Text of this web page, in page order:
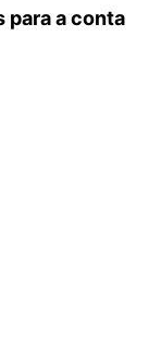
para a conta